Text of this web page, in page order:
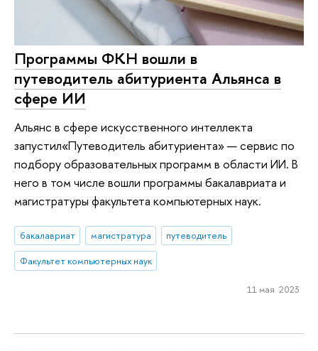
Программы ФКН вошли в
путеводитель абитуриента Альянса в
сфере ИИ
Альянс в сфере искусственного интеллекта
запустил«Путеводитель абитуриента» — сервис по
подбору образовательных программ в области ИИ. В
него в том числе вошли программы бакалавриата и
магистратуры факультета компьютерных наук.
бакалавриат магистратура
путеводитель
Факультет компьютерных наук
11 мая 2023